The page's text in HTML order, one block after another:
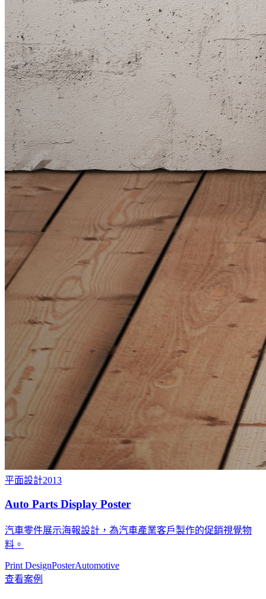
平面設計2013
Auto Parts Display Poster
汽車零件展示海報設計，為汽車產業客戶製作的促銷視覺物
料。
Print DesignPosterAutomotive
查看案例